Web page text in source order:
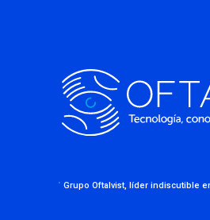
· Grupo Oftalvist, líder indiscutible